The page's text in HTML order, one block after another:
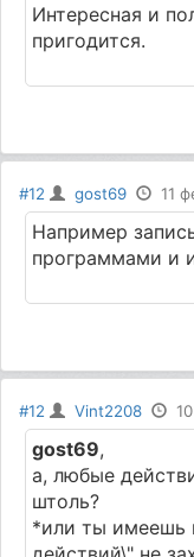
Интересная и
пригодится.
#12 gost69 11
Например
программами и
#12 Vint2208
gost69,
а, любые
штоль?
*или ты имеешь